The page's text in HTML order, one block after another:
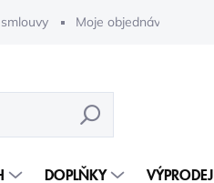
Moje objednávka
HLEDAT
DOPLŇKY VÝPRODEJ